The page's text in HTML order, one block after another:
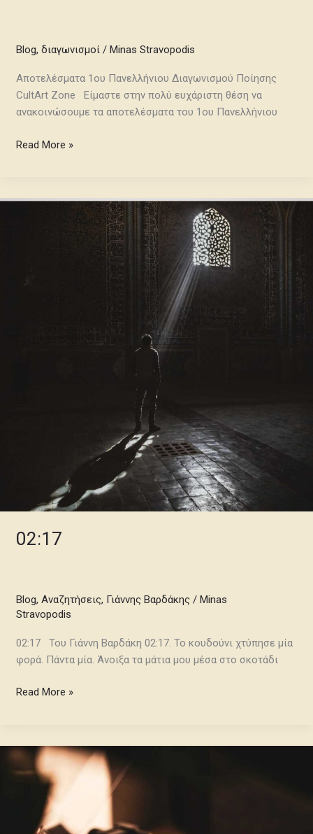
Blog, διαγωνισμοί/ Minas Stravopodis
Αποτελέσματα 1ου Πανελλήνιου Διαγωνισμού Ποίησης
CultArt Zone Είμαστε στην πολύ ευχάριστη θέση να
ανακοινώσουμε τα αποτελέσματα του 1ου Πανελλήνιου
Read More »
02:17
Blog, Αναζητήσεις, Γιάννης Βαρδάκης/ Minas
Stravopodis
02:17 Του Γιάννη Βαρδάκη 02:17. Το κουδούνι χτύπησε μία
φορά. Πάντα μία. Άνοιξα τα μάτια μου μέσα στο σκοτάδι
02:17
Read More »
«Η
τοπογραφία